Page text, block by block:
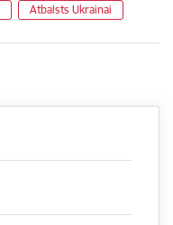
Atbalsts Ukrainai